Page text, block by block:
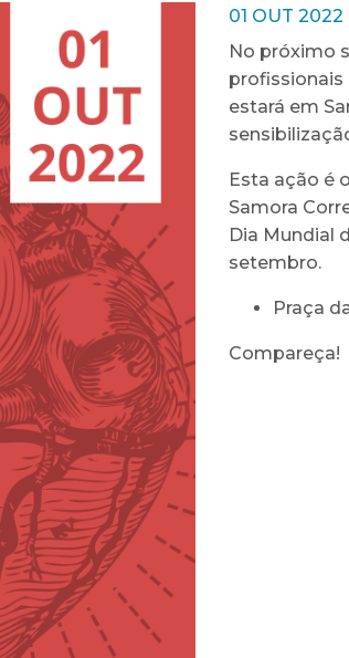
01 OUT 2022
No próximo
profissionais
estará em
Esta ação é
Samora
Dia Mundial
setembro.
Praça
Compareça!